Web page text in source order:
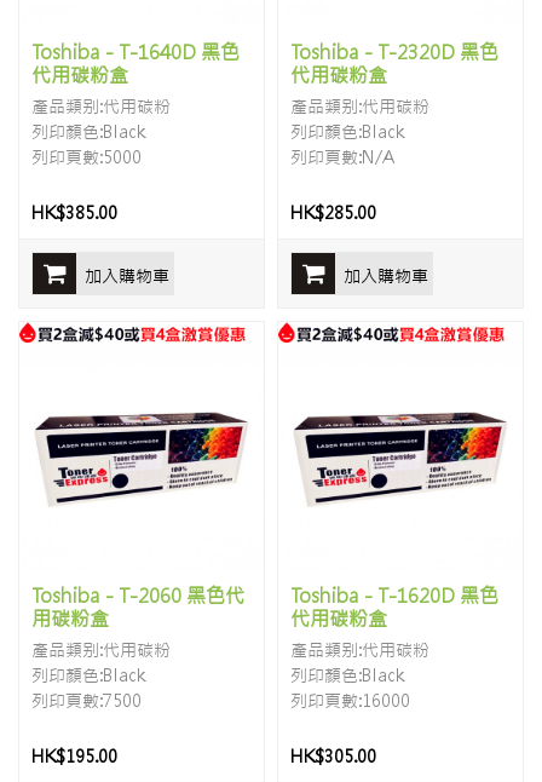
Toshiba - T-1640D 黑色
代用碳粉盒
產品類别:代用碳粉
列印顏色:Black
列印頁數:5000
HK$385.00
加入購物車
Toshiba - T-2320D 黑色
代用碳粉盒
產品類别:代用碳粉
列印顏色:Black
列印頁數:N/A
HK$285.00
加入購物車
Toshiba - T-2060 黑色代
用碳粉盒
產品類别:代用碳粉
列印顏色:Black
列印頁數:7500
HK$195.00
Toshiba - T-1620D 黑色
代用碳粉盒
產品類别:代用碳粉
列印顏色:Black
列印頁數:16000
HK$305.00